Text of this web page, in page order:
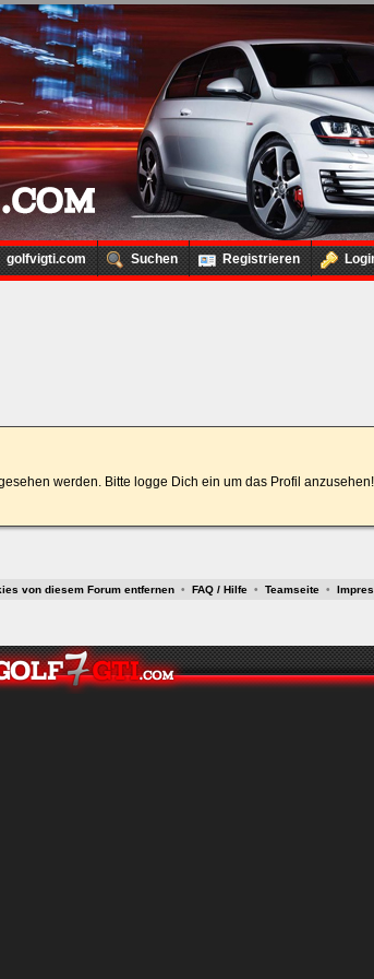
golfvigti.com Suchen Registrieren
werden. Bitte logge Dich ein um das Profil anzusehen!
von diesem Forum entfernen • FAQ / Hilfe • Teamseite •